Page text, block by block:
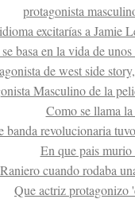
protagonista
excitarías a Jamie
basa en la vida de
de west side
Masculino de la
Como se llama
banda revolucionaria
En que pais
cuando rodaba
Que actriz protagonizo